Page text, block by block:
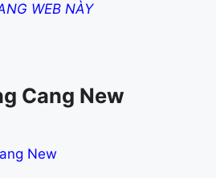
WEB NÀY
Cang New
New